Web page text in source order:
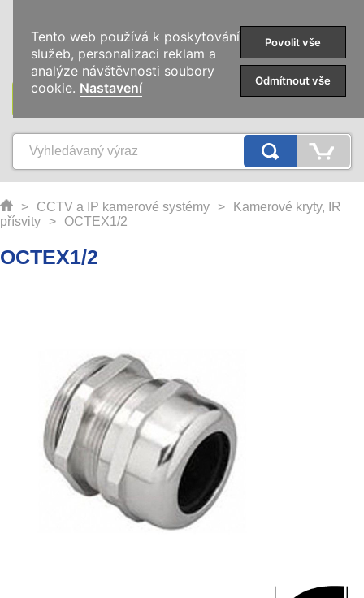
KATEGORIE
> CCTV a IP kamerové systémy >
Kamerové kryty, IR
přísvity
> OCTEX1/2
OCTEX1/2
Tento web používá k poskytování
služeb, personalizaci reklam a
analýze návštěvnosti soubory
cookie. Nastavení
Povolit vše
Odmítnout vše